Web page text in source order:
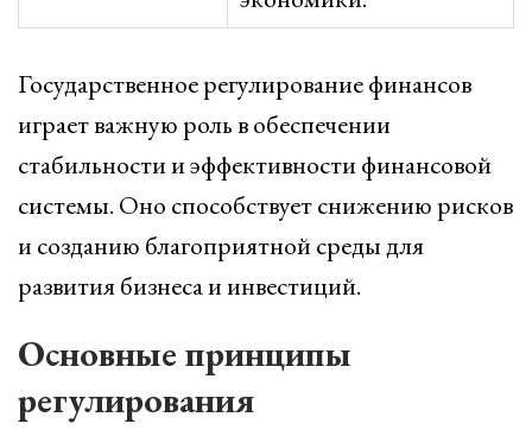
Государственное регулирование финансов
играет важную роль в обеспечении
стабильности и эффективности финансовой
системы. Оно способствует снижению рисков
и созданию благоприятной среды для
развития бизнеса и инвестиций.
Основные принципы
регулирования